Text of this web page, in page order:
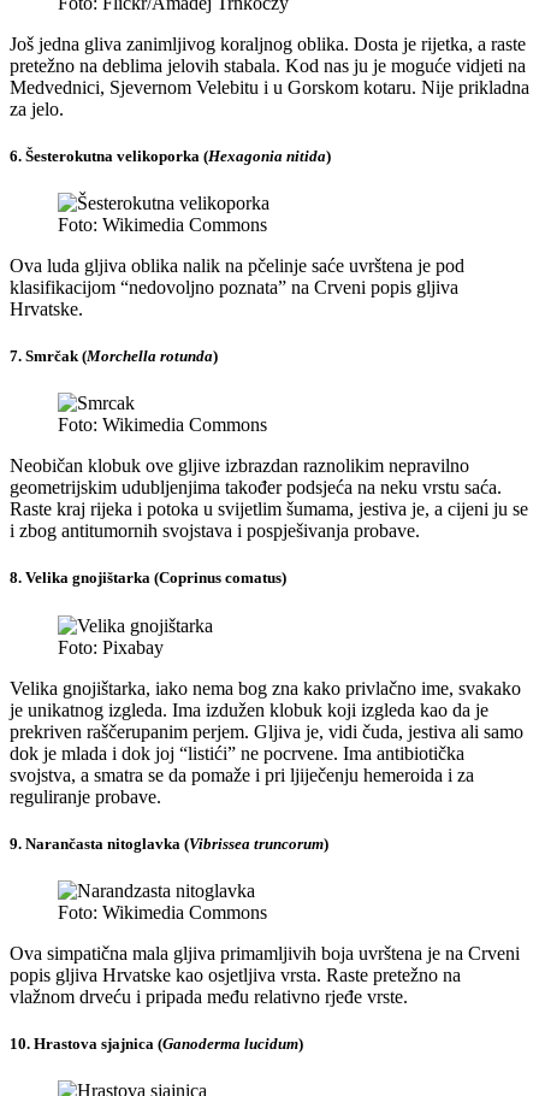
Još jedna gliva zanimljivog koraljnog oblika. Dosta je rijetka, a raste
pretežno na deblima jelovih stabala. Kod nas ju je moguće vidjeti na
Medvednici, Sjevernom Velebitu i u Gorskom kotaru. Nije prikladna
za jelo.
6. Šesterokutna velikoporka (Hexagonia nitida)
Foto: Wikimedia Commons
Ova luda gljiva oblika nalik na pčelinje saće uvrštena je pod
klasifikacijom “nedovoljno poznata” na Crveni popis gljiva
Hrvatske.
7. Smrčak (Morchella rotunda)
Foto: Wikimedia Commons
Neobičan klobuk ove gljive izbrazdan raznolikim nepravilno
geometrijskim udubljenjima također podsjeća na neku vrstu saća.
Raste kraj rijeka i potoka u svijetlim šumama, jestiva je, a cijeni ju se
i zbog antitumornih svojstava i pospješivanja probave.
8. Velika gnojištarka (Coprinus comatus)
Foto: Pixabay
Velika gnojištarka, iako nema bog zna kako privlačno ime, svakako
je unikatnog izgleda. Ima izdužen klobuk koji izgleda kao da je
prekriven raščerupanim perjem. Gljiva je, vidi čuda, jestiva ali samo
dok je mlada i dok joj “listići” ne pocrvene. Ima antibiotička
svojstva, a smatra se da pomaže i pri ljiječenju hemeroida i za
reguliranje probave.
9. Narančasta nitoglavka (Vibrissea truncorum)
Foto: Wikimedia Commons
Ova simpatična mala gljiva primamljivih boja uvrštena je na Crveni
popis gljiva Hrvatske kao osjetljiva vrsta. Raste pretežno na
vlažnom drveću i pripada među relativno rjeđe vrste.
10. Hrastova sjajnica (Ganoderma lucidum)